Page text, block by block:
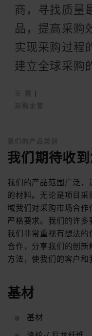
商，寻找质量
品，提高采购
实现采购过程
建立全球采购
|
我们期待收
我们的产品范围广泛
的材料。无论是项目
域我们对采购市场合
严格要求。我们的许多
我们非常重视有想法的
合作，分享我们的创
方法，使我们的客户和
基材
基材